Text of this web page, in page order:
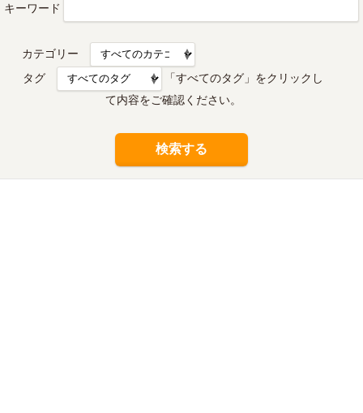
キーワード
カテゴリー
タグ
「すべてのタグ」をクリックし
て内容をご確認ください。
検索する